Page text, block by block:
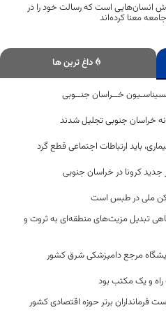
انسان‌هایی است که رسالت خود را در
معنا کرده‌اند
داغ ترین ها
خــراسان جنــوبی
خراسان جنوبی تجلیل شدند
باید ارتباطات اجتماعی قطع گرد
ملی در طبس است
تبدیل مزیت‌های منطقه‌ای به ثروت و
و یک مکتب بود
برتر حوزه اقتصادی کشور